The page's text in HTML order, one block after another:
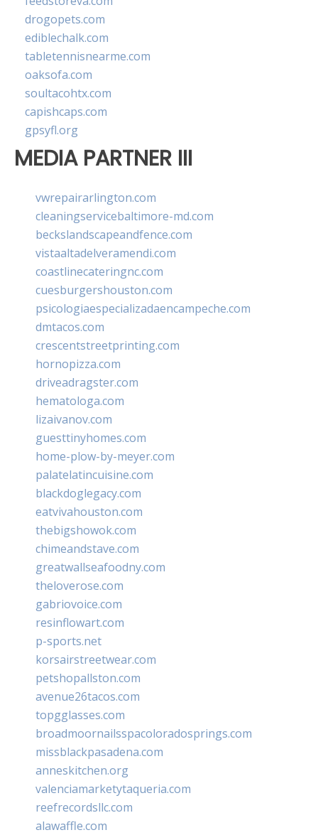
drogopets.com
ediblechalk.com
tabletennisnearme.com
oaksofa.com
soultacohtx.com
capishcaps.com
gpsyfl.org
MEDIA PARTNER III
vwrepairarlington.com
cleaningservicebaltimore-md.com
beckslandscapeandfence.com
vistaaltadelveramendi.com
coastlinecateringnc.com
cuesburgershouston.com
psicologiaespecializadaencampeche.com
dmtacos.com
crescentstreetprinting.com
hornopizza.com
driveadragster.com
hematologa.com
lizaivanov.com
guesttinyhomes.com
home-plow-by-meyer.com
palatelatincuisine.com
blackdoglegacy.com
eatvivahouston.com
thebigshowok.com
chimeandstave.com
greatwallseafoodny.com
theloverose.com
gabriovoice.com
resinflowart.com
p-sports.net
korsairstreetwear.com
petshopallston.com
avenue26tacos.com
topgglasses.com
broadmoornailsspacoloradosprings.com
missblackpasadena.com
anneskitchen.org
valenciamarketytaqueria.com
reefrecordsllc.com
alawaffle.com